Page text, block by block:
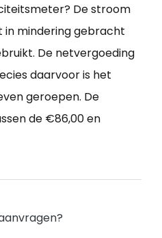
De stroom
mindering gebracht
De netvergoeding
daarvoor is het
geroepen. De
de €86,00 en